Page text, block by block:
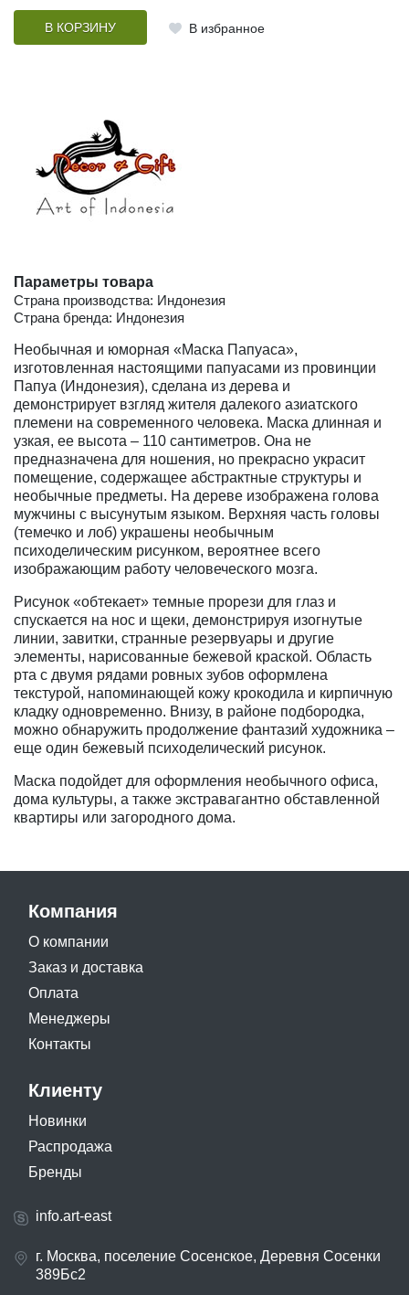
В КОРЗИНУ В избранное
Параметры товара
Страна производства: Индонезия
Страна бренда: Индонезия
Необычная и юморная «Маска Папуаса»,
изготовленная настоящими папуасами из провинции
Папуа (Индонезия), сделана из дерева и
демонстрирует взгляд жителя далекого азиатского
племени на современного человека. Маска длинная и
узкая, ее высота – 110 сантиметров. Она не
предназначена для ношения, но прекрасно украсит
помещение, содержащее абстрактные структуры и
необычные предметы. На дереве изображена голова
мужчины с высунутым языком. Верхняя часть головы
(темечко и лоб) украшены необычным
психоделическим рисунком, вероятнее всего
изображающим работу человеческого мозга.
Рисунок «обтекает» темные прорези для глаз и
спускается на нос и щеки, демонстрируя изогнутые
линии, завитки, странные резервуары и другие
элементы, нарисованные бежевой краской. Область
рта с двумя рядами ровных зубов оформлена
текстурой, напоминающей кожу крокодила и кирпичную
кладку одновременно. Внизу, в районе подбородка,
можно обнаружить продолжение фантазий художника –
еще один бежевый психоделический рисунок.
Маска подойдет для оформления необычного офиса,
дома культуры, а также экстравагантно обставленной
квартиры или загородного дома.
Компания
О компании
Заказ и доставка
Оплата
Менеджеры
Контакты
Клиенту
Новинки
Распродажа
Бренды
info.art-east
г. Москва, поселение Сосенское, Деревня Сосенки
389Бс2